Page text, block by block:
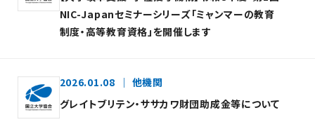
NIC-Japanセミナーシリーズ「ミャンマーの教育
制度・高等教育資格」を開催します
2026.01.08
他機関
グレイトブリテン・ササカワ財団助成金等について